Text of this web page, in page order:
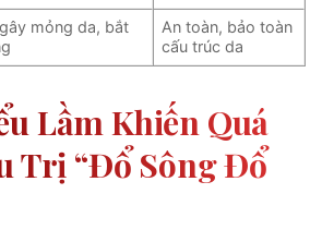
mỏng da, bắt
An toàn, bảo toàn
cấu trúc da
Lầm Khiến Quá
Trị “đổ Sông Đổ